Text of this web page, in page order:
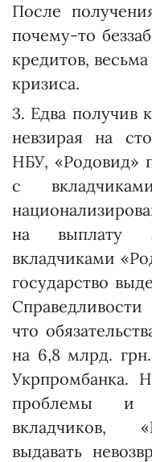
После
почему-то
кредитов,
кризиса.
3. Едва получив
невзирая на
НБУ, «Ро­довид»
с
на выплату
вкладчиками
государство
что
на 6,8 млрд.
Укрпромбанка.
проблемы и
вкладчиков,
выдавать